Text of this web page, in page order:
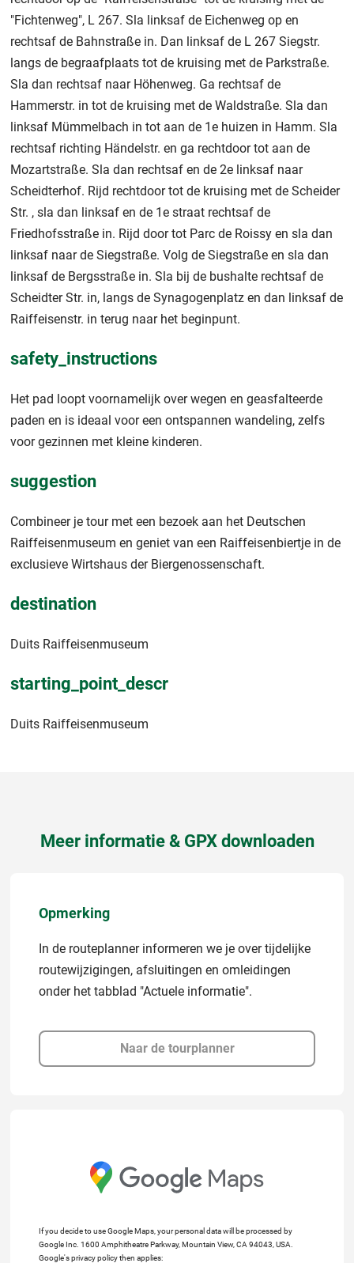
"Fichtenweg", L 267. Sla linksaf de Eichenweg op en
rechtsaf de Bahnstraße in. Dan linksaf de L 267 Siegstr.
langs de begraafplaats tot de kruising met de Parkstraße.
Sla dan rechtsaf naar Höhenweg. Ga rechtsaf de
Hammerstr. in tot de kruising met de Waldstraße. Sla dan
linksaf Mümmelbach in tot aan de 1e huizen in Hamm. Sla
rechtsaf richting Händelstr. en ga rechtdoor tot aan de
Mozartstraße. Sla dan rechtsaf en de 2e linksaf naar
Scheidterhof. Rijd rechtdoor tot de kruising met de Scheider
Str. , sla dan linksaf en de 1e straat rechtsaf de
Friedhofsstraße in. Rijd door tot Parc de Roissy en sla dan
linksaf naar de Siegstraße. Volg de Siegstraße en sla dan
linksaf de Bergsstraße in. Sla bij de bushalte rechtsaf de
Scheidter Str. in, langs de Synagogenplatz en dan linksaf de
Raiffeisenstr. in terug naar het beginpunt.
safety_instructions
Het pad loopt voornamelijk over wegen en geasfalteerde
paden en is ideaal voor een ontspannen wandeling, zelfs
voor gezinnen met kleine kinderen.
suggestion
Combineer je tour met een bezoek aan het Deutschen
Raiffeisenmuseum en geniet van een Raiffeisenbiertje in de
exclusieve Wirtshaus der Biergenossenschaft.
destination
Duits Raiffeisenmuseum
starting_point_descr
Duits Raiffeisenmuseum
Meer informatie & GPX downloaden
Opmerking
In de routeplanner informeren we je over tijdelijke
routewijzigingen, afsluitingen en omleidingen
onder het tabblad "Actuele informatie".
Naar de tourplanner
If you decide to use Google Maps, your personal data will be processed by
Google Inc. 1600 Amphitheatre Parkway, Mountain View, CA 94043, USA.
Google's privacy policy then applies: